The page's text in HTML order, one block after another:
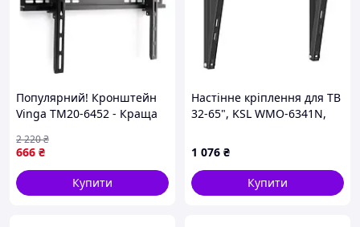
Популярний! Кронштейн
Vinga TM20-6452 - Краща
Nukleon.com.ua
666 ₴
2 220₴
Купити
Настінне кріплення для ТВ
32-65", KSL WMO-6341N,
1 076 ₴
Купити